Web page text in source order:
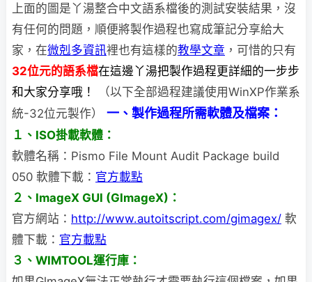
上面的圖是丫湯整合中文語系檔後的測試安裝結果，沒
有任何的問題，順便將製作過程也寫成筆記分享給大
家，在微剋多資訊裡也有這樣的教學文章 ，可惜的只有
32位元的語系檔在這邊丫湯把製作過程更詳細的一步步
和大家分享哦！
（以下全部過程建議使用WinXP作業系
統-32位元製作） 一、製作過程所需軟體及檔案：
１、ISO掛載軟體：
軟體名稱：Pismo File Mount Audit Package build
050 軟體下載： 官方載點
２、ImageX GUI (GImageX)：
官方網站： http://www.autoitscript.com/gimagex/ 軟
體下載： 官方載點
３、WIMTOOL運行庫：